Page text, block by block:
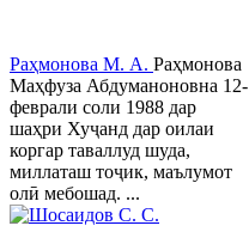
Раҳмонова М. А. Раҳмонова
Маҳфуза Абдуманоновна 12-
феврали соли 1988 дар
шаҳри Хуҷанд дар оилаи
коргар таваллуд шуда,
миллаташ тоҷик, маълумот
олӣ мебошад. ...